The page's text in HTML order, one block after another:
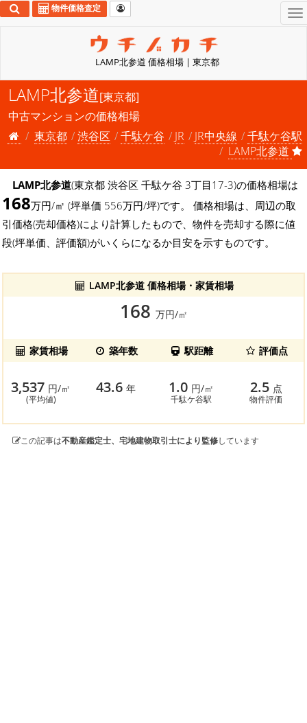
LAMP北参道 価格相場 | 東京都
物件価格査定
LAMP北参道[東京都]
中古マンションの価格相場
東京都
渋谷区 千駄ケ谷 JR JR中央線
千駄ケ谷駅
LAMP北参道
LAMP北参道(東京都 渋谷区 千駄ケ谷 3丁目17-3)の価格相場は
168万円/㎡ (坪単価 556万円/坪)です。 価格相場は、周辺の取
引価格(売却価格)により計算したもので、物件を売却する際に値
段(坪単価、評価額)がいくらになるか目安を示すものです。
LAMP北参道 価格相場・家賃相場
168 万円/㎡
家賃相場 築年数 駅距離 評価点
3,537 円/㎡
(平均値)
43.6年 1.0 円/㎡
千駄ケ谷駅
2.5 点
物件評価
この記事は不動産鑑定士、宅地建物取引士により監修しています